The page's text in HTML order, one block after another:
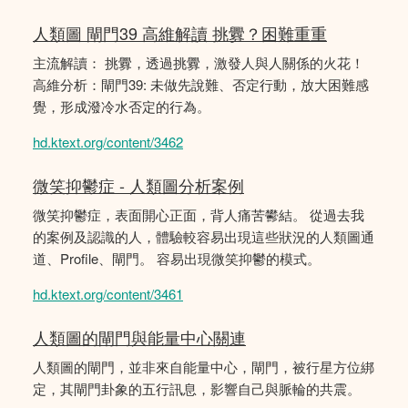
人類圖 閘門39 高維解讀 挑釁？困難重重
主流解讀： 挑釁，透過挑釁，激發人與人關係的火花！
高維分析：閘門39: 未做先說難、否定行動，放大困難感
覺，形成潑冷水否定的行為。
hd.ktext.org/content/3462
微笑抑鬱症 - 人類圖分析案例
微笑抑鬱症，表面開心正面，背人痛苦鬰結。 從過去我
的案例及認識的人，體驗較容易出現這些狀況的人類圖通
道、Profile、閘門。 容易出現微笑抑鬱的模式。
hd.ktext.org/content/3461
人類圖的閘門與能量中心關連
人類圖的閘門，並非來自能量中心，閘門，被行星方位綁
定，其閘門卦象的五行訊息，影響自己與脈輪的共震。